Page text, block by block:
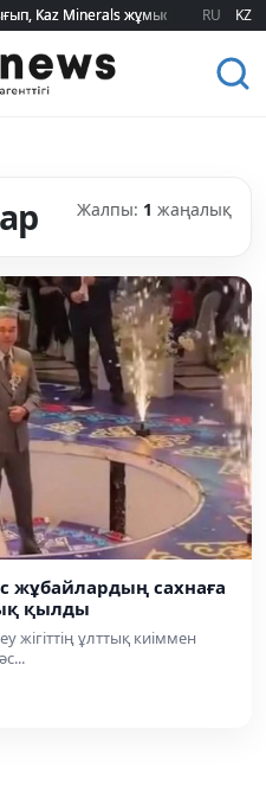
Kaz Minerals жұмысшылары
Kaz Minerals жұмысшылары
RU KZ
Жалпы: 1 жаңалық
жұбайлардың сахнаға
қылды
жігіттің ұлттық киіммен